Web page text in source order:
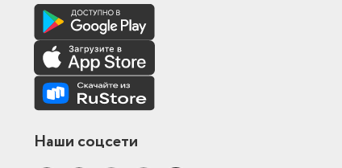
Наши соцсети